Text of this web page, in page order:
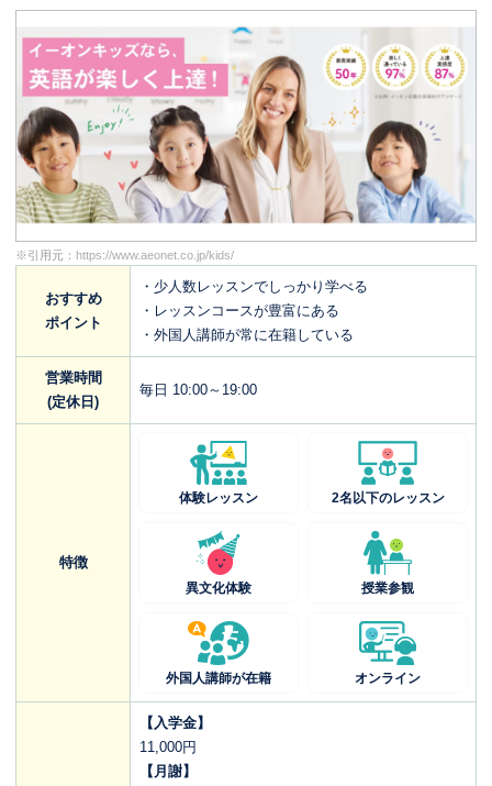
※引用元： https://www.aeonet.co.jp/kids/
おすすめ
ポイント
・少人数レッスンでしっかり学べる
・レッスンコースが豊富にある
・外国人講師が常に在籍している
営業時間
(定休日)
毎日 10:00～19:00
特徴
体験レッスン 2名以下のレッスン
異文化体験 授業参観
外国人講師が在籍 オンライン
【入学金】
11,000円
【月謝】